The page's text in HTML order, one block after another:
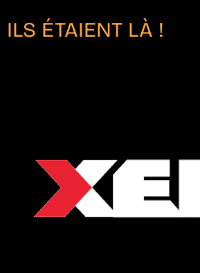
ILS ÉTAIENT LÀ !